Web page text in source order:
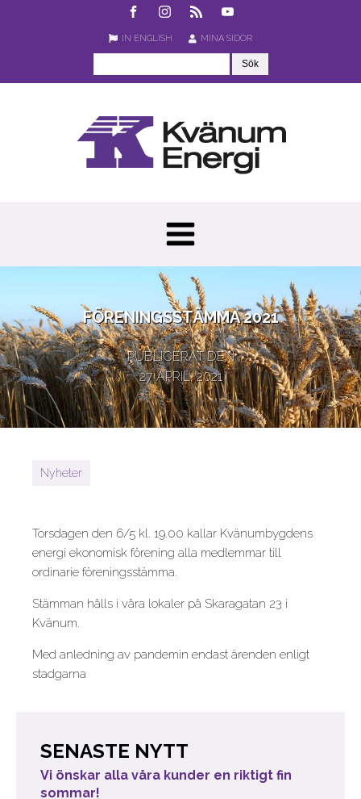
IN ENGLISH MINA SIDOR
FÖRENINGSSTÄMMA 2021
PUBLICERAT DEN
27 APRIL, 2021
Nyheter
Torsdagen den 6/5 kl. 19.00 kallar Kvänumbygdens
energi ekonomisk förening alla medlemmar till
ordinarie föreningsstämma.
Stämman hålls i våra lokaler på Skaragatan 23 i
Kvänum.
Med anledning av pandemin endast ärenden enligt
stadgarna
SENASTE NYTT
Vi önskar alla våra kunder en riktigt fin
sommar!